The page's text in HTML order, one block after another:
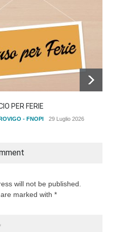
PER FERIE
- FNOPI 29 Luglio 2026
will not be published.
marked with *